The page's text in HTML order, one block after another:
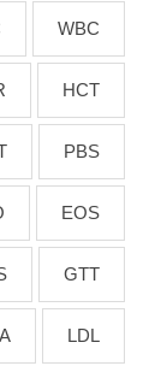
WBC
HCT
PBS
EOS
GTT
LDL